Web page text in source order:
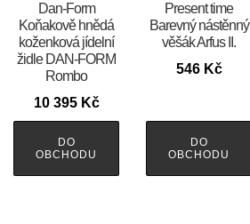
​​​​​Dan-Form
Koňakově hnědá
koženková jídelní
židle DAN-FORM
Rombo
10 395 Kč
DO
OBCHODU
Present time
Barevný nástěnný
věšák Arfus II.
546 Kč
DO
OBCHODU